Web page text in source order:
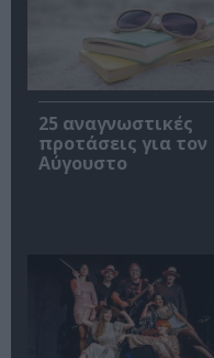
25 αναγνωστικές
προτάσεις για τον
Αύγουστο